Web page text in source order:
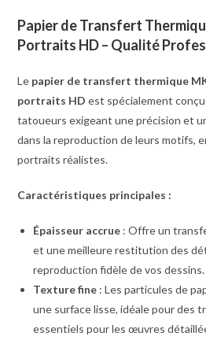
Papier de Transfert
Portraits HD – Qualité
Le papier de transfert thermique
portraits HD est spécialement
tatoueurs exigeant une précision et
dans la reproduction de leurs motifs,
portraits réalistes.
Caractéristiques principales :
Épaisseur accrue :Offre un
et une meilleure restitution des
reproduction fidèle de vos dessins.
Texture fine :Les particules de
une surface lisse, idéale pour des
essentiels pour les œuvres